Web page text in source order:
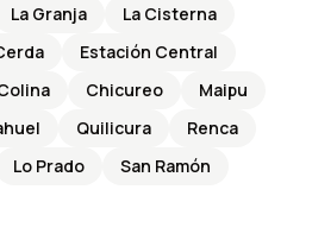
La Granja
La Cisterna
Estación Central
Chicureo
Maipu
Quilicura
Renca
Lo Prado San Ramón